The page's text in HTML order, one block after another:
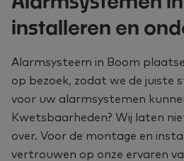
installeren en
Alarmsysteem in Boom
op bezoek, zodat we de juiste
voor uw alarmsystemen
Kwetsbaarheden? Wij laten
over. Voor de montage en
vertrouwen op onze ervaren